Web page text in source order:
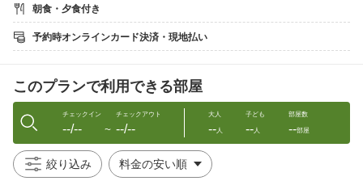
気の置けないご友人との楽しいひと時を演出するスタンダードコ
ース。
当館一番人気・標準のスタンダードコースの内容から肉類を魚介
新潟や近海の魚介類を堪能したい方はもちろん、「お肉が苦
手…」「そんなにたくさんお肉は食べられない」
といった方にもおすすめ。
新潟や近海の海の幸と旬の地場野菜で、素敵な時間をお楽しみく
ださい。
■ご夕食■ 食事処：レストラン
朝食・夕食付き
予約時オンラインカード決済・現地払い
このプランで利用できる部屋
チェックイン
--/-- 〜
チェックアウト
--/--
大人
--人
子ども
--人
部屋数
--部屋
絞り込み